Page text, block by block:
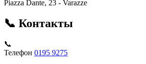
Piazza Dante, 23 - Varazze
📞 Контакты
📞
Телефон 0195 9275